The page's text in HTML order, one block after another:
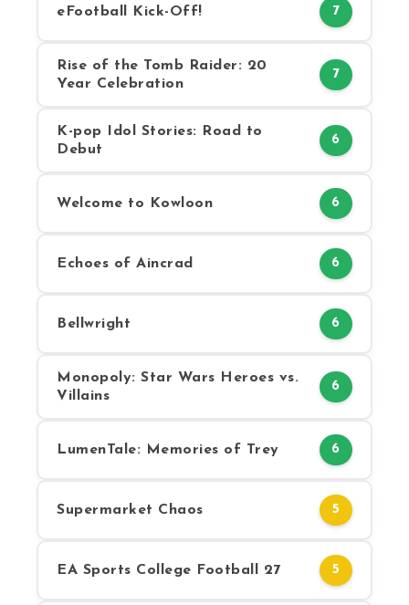
eFootball Kick-Off! 7
Rise of the Tomb Raider: 20
Year Celebration
7
K-pop Idol Stories: Road to
Debut
6
Welcome to Kowloon 6
Echoes of Aincrad 6
Bellwright 6
Monopoly: Star Wars Heroes vs.
Villains
6
LumenTale: Memories of Trey 6
Supermarket Chaos 5
EA Sports College Football 27 5